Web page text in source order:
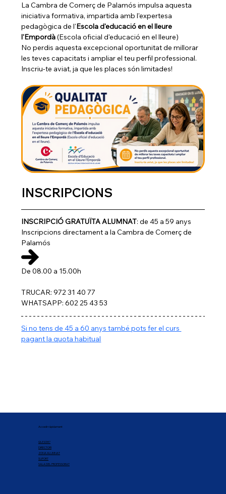
La Cambra de Comerç de Palamós impulsa aquesta
iniciativa formativa, impartida amb l'expertesa
pedagògica de l'Escola d'educació en el lleure
l'Empordà (Escola oficial d'educació en el lleure)
No perdis aquesta excepcional oportunitat de millorar
les teves capacitats i ampliar el teu perfil professional.
Inscriu-te aviat, ja que les places són limitades!
INSCRIPCIONS
INSCRIPCIÓ GRATUÏTA ALUMNAT: de 45 a 59 anys
Inscripcions directament a la Cambra de Comerç de
Palamós
De 08.00 a 15.00h
TRUCAR: 972 31 40 77
WHATSAPP: 602 25 43 53
Si no tens de 45 a 60 anys també pots fer el curs
pagant la quota habitual
Accedir ràpidament
QUI SOM?
DIRECTORI
ZONA ALUMNAT
SUPORT
SALA DEL PROFESSORAT